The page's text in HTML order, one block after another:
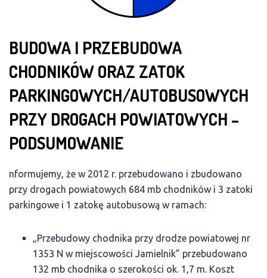
BUDOWA I PRZEBUDOWA
CHODNIKÓW ORAZ ZATOK
PARKINGOWYCH/AUTOBUSOWYCH
PRZY DROGACH POWIATOWYCH –
PODSUMOWANIE
nformujemy, że w 2012 r. przebudowano i zbudowano
przy drogach powiatowych 684 mb chodników i 3 zatoki
parkingowe i 1 zatokę autobusową w ramach:
„Przebudowy chodnika przy drodze powiatowej nr
1353 N w miejscowości Jamielnik” przebudowano
132 mb chodnika o szerokości ok. 1,7 m. Koszt